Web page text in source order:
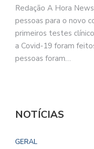
Redação A Hora
pessoas para o novo
primeiros testes
a Covid-19 foram
pessoas foram…
NOTÍCIAS
GERAL